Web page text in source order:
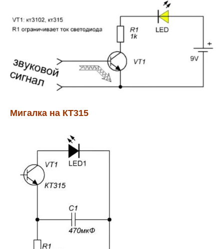
Мигалка на КТ315